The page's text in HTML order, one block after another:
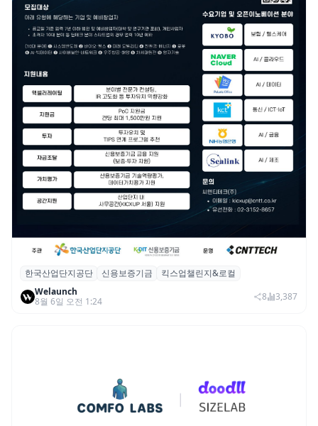
산단공·신보, 2026 ‘킥스업 챌린지&로컬’ 참
여 스타트업 모집
한국산업단지공단 신용보증기금
킥스업챌린지&로컬
Welaunch
8월 6일 오전 1:24
8 3,387